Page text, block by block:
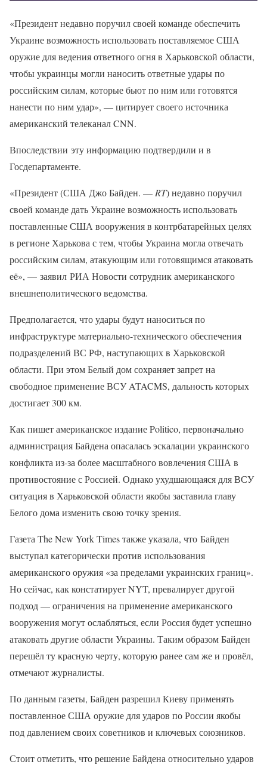
«Президент недавно поручил своей команде обеспечить
Украине возможность использовать поставляемое США
оружие для ведения ответного огня в Харьковской области,
чтобы украинцы могли наносить ответные удары по
российским силам, которые бьют по ним или готовятся
нанести по ним удар», — цитирует своего источника
американский телеканал CNN.
Впоследствии эту информацию подтвердили и в
Госдепартаменте.
«Президент (США Джо Байден. —RT) недавно поручил
своей команде дать Украине возможность использовать
поставленные США вооружения в контрбатарейных целях
в регионе Харькова с тем, чтобы Украина могла отвечать
российским силам, атакующим или готовящимся атаковать
её», — заявил РИА Новости сотрудник американского
внешнеполитического ведомства.
Предполагается, что удары будут наноситься по
инфраструктуре материально-технического обеспечения
подразделений ВС РФ, наступающих в Харьковской
области. При этом Белый дом сохраняет запрет на
свободное применение ВСУ ATACMS, дальность которых
достигает 300 км.
Как пишет американское издание Politico, первоначально
администрация Байдена опасалась эскалации украинского
конфликта из-за более масштабного вовлечения США в
противостояние с Россией. Однако ухудшающаяся для ВСУ
ситуация в Харьковской области якобы заставила главу
Белого дома изменить свою точку зрения.
Газета The New York Times также указала, что Байден
выступал категорически против использования
американского оружия «за пределами украинских границ».
Но сейчас, как констатирует NYT, превалирует другой
подход — ограничения на применение американского
вооружения могут ослабляться, если Россия будет успешно
атаковать другие области Украины. Таким образом Байден
перешёл ту красную черту, которую ранее сам же и провёл,
отмечают журналисты.
По данным газеты, Байден разрешил Киеву применять
поставленное США оружие для ударов по России якобы
под давлением своих советников и ключевых союзников.
Стоит отметить, что решение Байдена относительно ударов